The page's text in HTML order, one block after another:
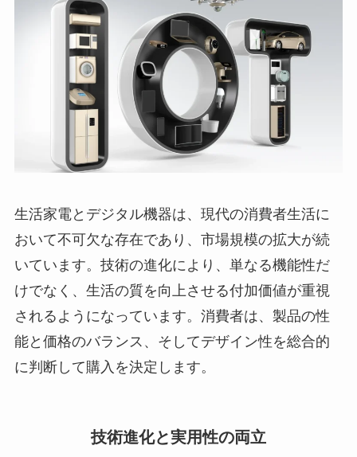
生活家電とデジタル機器は、現代の消費者生活に
おいて不可欠な存在であり、市場規模の拡大が続
いています。技術の進化により、単なる機能性だ
けでなく、生活の質を向上させる付加価値が重視
されるようになっています。消費者は、製品の性
能と価格のバランス、そしてデザイン性を総合的
に判断して購入を決定します。
技術進化と実用性の両立